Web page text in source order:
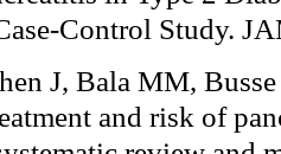
Control Study.
J, Bala MM,
and risk of